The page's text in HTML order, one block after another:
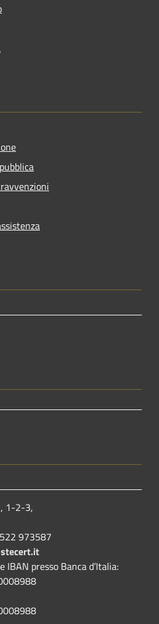
1-2-3,
973587
IBAN presso Banca d’Italia: